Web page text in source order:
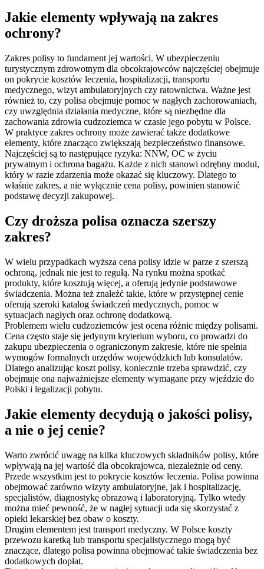
Jakie elementy wpływają na zakres
ochrony?
Zakres polisy to fundament jej wartości. W ubezpieczeniu
turystycznym zdrowotnym dla obcokrajowców najczęściej obejmuje
on pokrycie kosztów leczenia, hospitalizacji, transportu
medycznego, wizyt ambulatoryjnych czy ratownictwa. Ważne jest
również to, czy polisa obejmuje pomoc w nagłych zachorowaniach,
czy uwzględnia działania medyczne, które są niezbędne dla
zachowania zdrowia cudzoziemca w czasie jego pobytu w Polsce.
W praktyce zakres ochrony może zawierać także dodatkowe
elementy, które znacząco zwiększają bezpieczeństwo finansowe.
Najczęściej są to następujące ryzyka: NNW, OC w życiu
prywatnym i ochrona bagażu. Każde z nich stanowi odrębny moduł,
który w razie zdarzenia może okazać się kluczowy. Dlatego to
właśnie zakres, a nie wyłącznie cena polisy, powinien stanowić
podstawę decyzji zakupowej.
Czy droższa polisa oznacza szerszy
zakres?
W wielu przypadkach wyższa cena polisy idzie w parze z szerszą
ochroną, jednak nie jest to regułą. Na rynku można spotkać
produkty, które kosztują więcej, a oferują jedynie podstawowe
świadczenia. Można też znaleźć takie, które w przystępnej cenie
oferują szeroki katalog świadczeń medycznych, pomoc w
sytuacjach nagłych oraz ochronę dodatkową.
Problemem wielu cudzoziemców jest ocena różnic między polisami.
Cena często staje się jedynym kryterium wyboru, co prowadzi do
zakupu ubezpieczenia o ograniczonym zakresie, które nie spełnia
wymogów formalnych urzędów wojewódzkich lub konsulatów.
Dlatego analizując koszt polisy, koniecznie trzeba sprawdzić, czy
obejmuje ona najważniejsze elementy wymagane przy wjeździe do
Polski i legalizacji pobytu.
Jakie elementy decydują o jakości polisy,
a nie o jej cenie?
Warto zwrócić uwagę na kilka kluczowych składników polisy, które
wpływają na jej wartość dla obcokrajowca, niezależnie od ceny.
Przede wszystkim jest to pokrycie kosztów leczenia. Polisa powinna
obejmować zarówno wizyty ambulatoryjne, jak i hospitalizację,
specjalistów, diagnostykę obrazową i laboratoryjną. Tylko wtedy
można mieć pewność, że w nagłej sytuacji uda się skorzystać z
opieki lekarskiej bez obaw o koszty.
Drugim elementem jest transport medyczny. W Polsce koszty
przewozu karetką lub transportu specjalistycznego mogą być
znaczące, dlatego polisa powinna obejmować takie świadczenia bez
dodatkowych dopłat.